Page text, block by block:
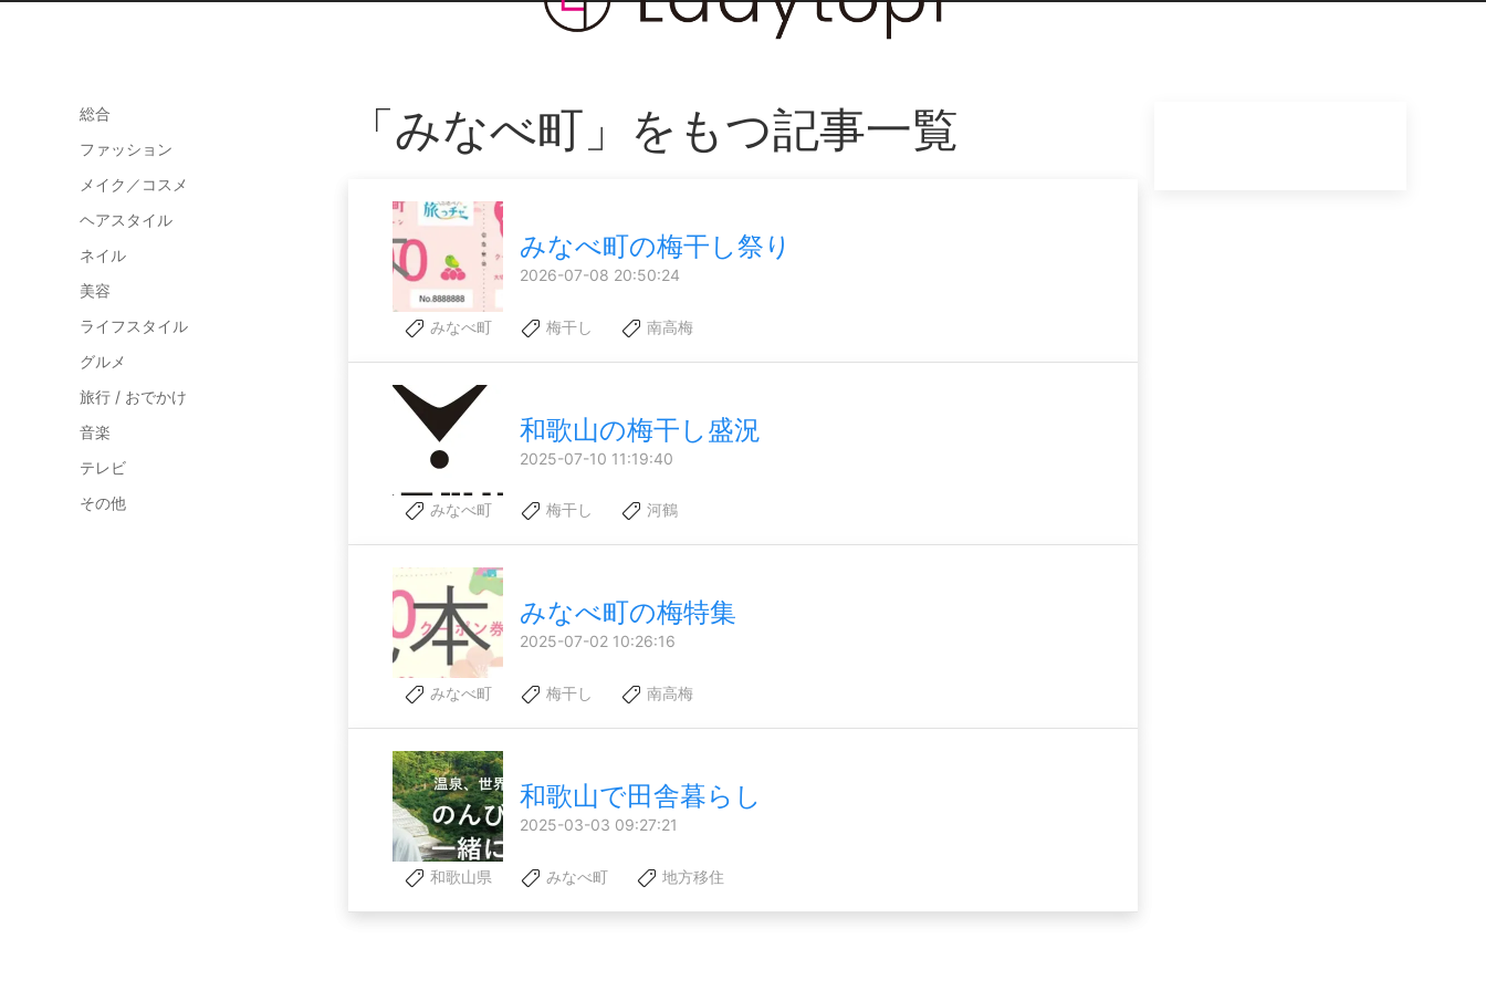
総合
ファッション
メイク／コスメ
ヘアスタイル
ネイル
美容
ライフスタイル
グルメ
旅行 / おでかけ
音楽
テレビ
その他
「みなべ町」をもつ記事一覧
みなべ町の梅干し祭り
2026-07-08 20:50:24
みなべ町 梅干し 南高梅
和歌山の梅干し盛況
2025-07-10 11:19:40
みなべ町 梅干し 河鶴
みなべ町の梅特集
2025-07-02 10:26:16
みなべ町 梅干し 南高梅
和歌山で田舎暮らし
2025-03-03 09:27:21
和歌山県 みなべ町 地方移住